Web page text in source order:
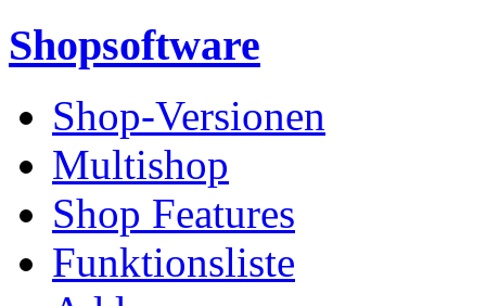
Shopsoftware
Shop-Versionen
Multishop
Shop Features
Funktionsliste